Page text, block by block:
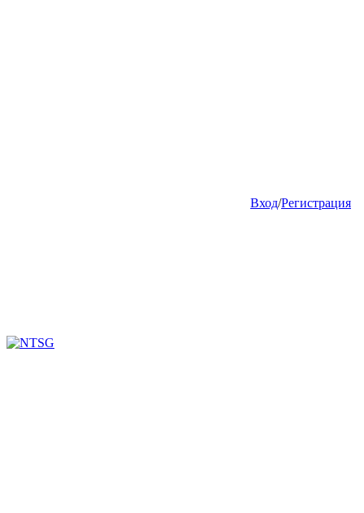
Вход/Регистрация